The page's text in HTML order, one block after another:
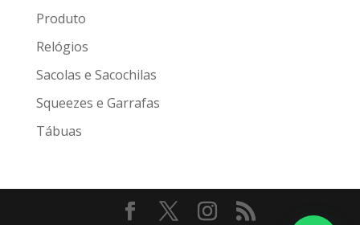
Produto
Relógios
Sacolas e Sacochilas
Squeezes e Garrafas
Tábuas